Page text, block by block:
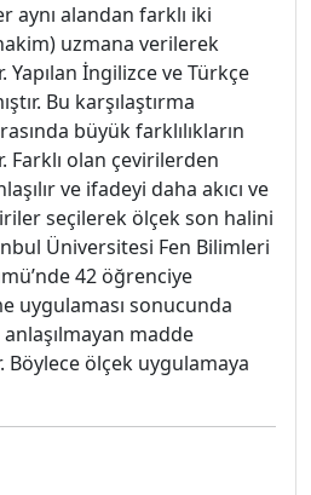
aynı alandan farklı iki
uzmana verilerek
İngilizce ve Türkçe
Bu karşılaştırma
büyük farklılıkların
Farklı olan çevirilerden
ve ifadeyi daha akıcı ve
seçilerek ölçek son halini
Üniversitesi Fen Bilimleri
42 öğrenciye
uygulaması sonucunda
madde
Böylece ölçek uygulamaya